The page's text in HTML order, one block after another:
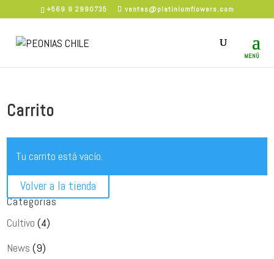
+569 9 2990735 ventas@platiniumflowers.com
×
Carrito
Tu carrito está vacío.
Volver a la tienda
Categorias
Cultivo (4)
News (9)